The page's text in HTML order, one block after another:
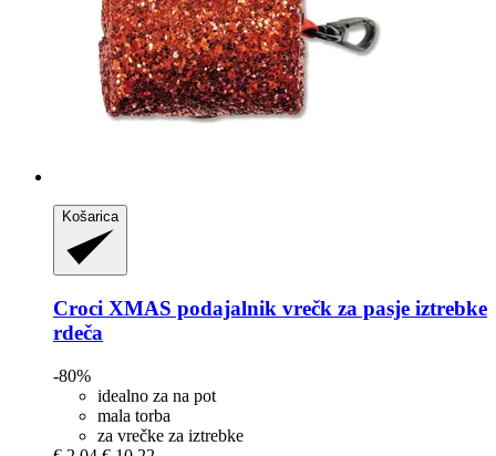
Košarica
Croci XMAS podajalnik vrečk za pasje iztrebke
rdeča
-80%
idealno za na pot
mala torba
za vrečke za iztrebke